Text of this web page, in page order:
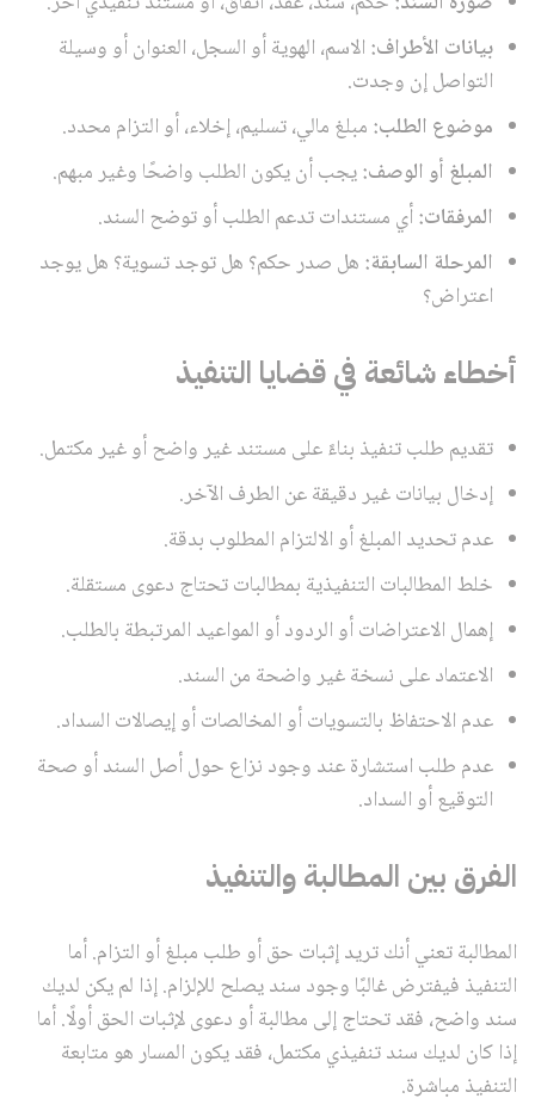
بيانات الأطراف: الاسم، الهوية أو السجل، العنوان أو وسيلة
التواصل إن وجدت.
موضوع الطلب: مبلغ مالي، تسليم، إخلاء، أو التزام محدد.
المبلغ أو الوصف:يجب أن يكون الطلب واضحًا وغير مبهم.
المرفقات:أي مستندات تدعم الطلب أو توضح السند.
المرحلة السابقة: هل صدر حكم؟ هل توجد تسوية؟ هل يوجد
اعتراض؟
أخطاء شائعة في قضايا التنفيذ
تقديم طلب تنفيذ بناءً على مستند غير واضح أو غير مكتمل.
إدخال بيانات غير دقيقة عن الطرف الآخر.
عدم تحديد المبلغ أو الالتزام المطلوب بدقة.
خلط المطالبات التنفيذية بمطالبات تحتاج دعوى مستقلة.
إهمال الاعتراضات أو الردود أو المواعيد المرتبطة بالطلب.
الاعتماد على نسخة غير واضحة من السند.
عدم الاحتفاظ بالتسويات أو المخالصات أو إيصالات السداد.
عدم طلب استشارة عند وجود نزاع حول أصل السند أو صحة
التوقيع أو السداد.
الفرق بين المطالبة والتنفيذ
المطالبة تعني أنك تريد إثبات حق أو طلب مبلغ أو التزام. أما
التنفيذ فيفترض غالبًا وجود سند يصلح للإلزام. إذا لم يكن لديك
سند واضح، فقد تحتاج إلى مطالبة أو دعوى لإثبات الحق أولًا. أما
إذا كان لديك سند تنفيذي مكتمل، فقد يكون المسار هو متابعة
التنفيذ مباشرة.